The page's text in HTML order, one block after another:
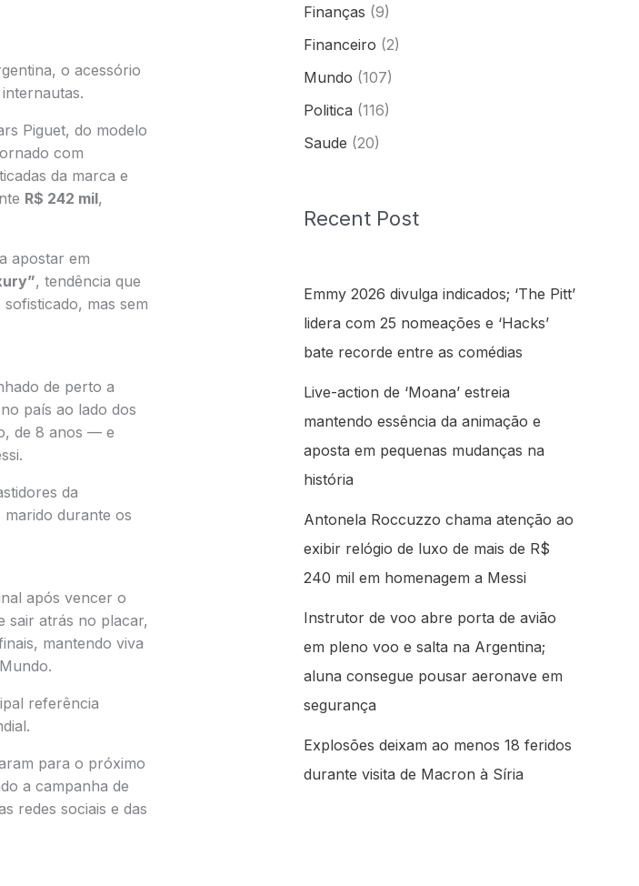
o acessório
Piguet, do modelo
com
da marca e
R$ 242 mil,
apostar em
, tendência que
mas sem
de perto a
país ao lado dos
de 8 anos — e
da
durante os
após vencer o
sair atrás no placar,
mantendo viva
referência
para o próximo
a campanha de
redes sociais e das
Finanças (9)
Financeiro (2)
Mundo (107)
Politica (116)
Saude (20)
Recent Post
Emmy 2026 divulga indicados; ‘The Pitt’
lidera com 25 nomeações e ‘Hacks’
bate recorde entre as comédias
Live-action de ‘Moana’ estreia
mantendo essência da animação e
aposta em pequenas mudanças na
história
Antonela Roccuzzo chama atenção ao
exibir relógio de luxo de mais de R$
240 mil em homenagem a Messi
Instrutor de voo abre porta de avião
em pleno voo e salta na Argentina;
aluna consegue pousar aeronave em
segurança
Explosões deixam ao menos 18 feridos
durante visita de Macron à Síria